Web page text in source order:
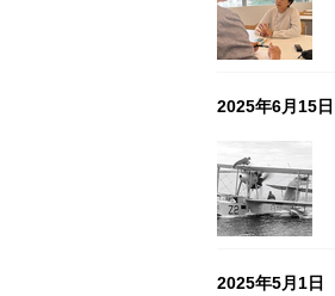
2025年6月15日
2025年5月1日